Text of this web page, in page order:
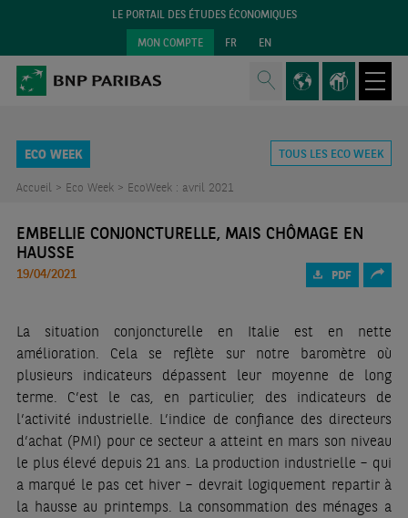
LE PORTAIL DES ÉTUDES ÉCONOMIQUES
MON COMPTE FR EN
ECO WEEK TOUS LES ECO WEEK
Accueil > Eco Week > EcoWeek : avril 2021
EMBELLIE CONJONCTURELLE, MAIS CHÔMAGE EN
HAUSSE
19/04/2021 PDF
La situation conjoncturelle en Italie est en nette
amélioration. Cela se reflète sur notre baromètre où
plusieurs indicateurs dépassent leur moyenne de long
terme. C’est le cas, en particulier, des indicateurs de
l’activité industrielle. L’indice de confiance des directeurs
d’achat (PMI) pour ce secteur a atteint en mars son niveau
le plus élevé depuis 21 ans. La production industrielle – qui
a marqué le pas cet hiver – devrait logiquement repartir à
la hausse au printemps. La consommation des ménages a